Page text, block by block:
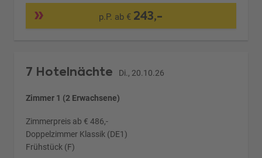
p.P. ab € 243,-
7 Hotelnächte Di., 20.10.26
Zimmer 1 (2 Erwachsene)
Zimmerpreis ab € 486,-
Doppelzimmer Klassik (DE1)
Frühstück (F)